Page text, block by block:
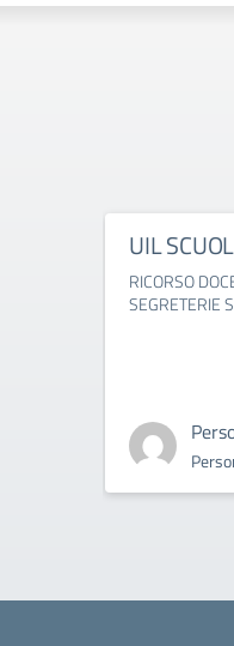
UIL
RICORSO
SEGRETERIE